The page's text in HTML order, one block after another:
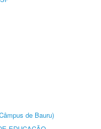
de Bauru)